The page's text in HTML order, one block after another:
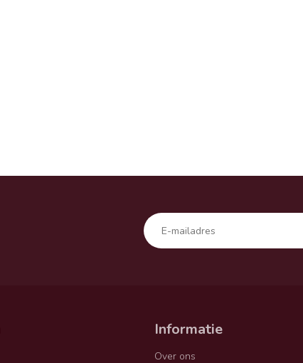
Informatie
Over ons